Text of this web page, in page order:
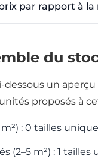
par rapport à
du
dessous un
proposés à
m²) : 0 tailles
(2–5 m²) : 1 tailles